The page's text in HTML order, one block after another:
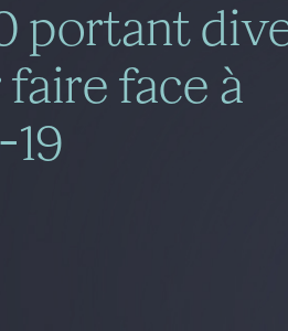
portant
face à